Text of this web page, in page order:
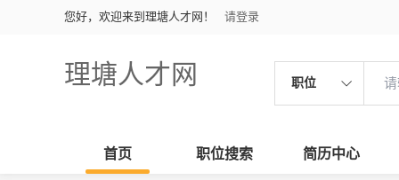
您好，欢迎来到理塘人才网！ 请登录
理塘人才网 职位
首页 职位搜索 简历中心